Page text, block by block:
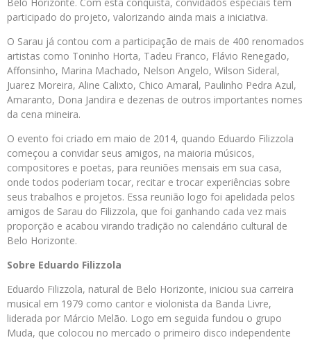
participado do projeto, valorizando ainda mais a iniciativa.
O Sarau já contou com a participação de mais de 400 renomados
artistas como Toninho Horta, Tadeu Franco, Flávio Renegado,
Affonsinho, Marina Machado, Nelson Angelo, Wilson Sideral,
Juarez Moreira, Aline Calixto, Chico Amaral, Paulinho Pedra Azul,
Amaranto, Dona Jandira e dezenas de outros importantes nomes
da cena mineira.
O evento foi criado em maio de 2014, quando Eduardo Filizzola
começou a convidar seus amigos, na maioria músicos,
compositores e poetas, para reuniões mensais em sua casa,
onde todos poderiam tocar, recitar e trocar experiências sobre
seus trabalhos e projetos. Essa reunião logo foi apelidada pelos
amigos de Sarau do Filizzola, que foi ganhando cada vez mais
proporção e acabou virando tradição no calendário cultural de
Belo Horizonte.
Sobre Eduardo Filizzola
Eduardo Filizzola, natural de Belo Horizonte, iniciou sua carreira
musical em 1979 como cantor e violonista da Banda Livre,
liderada por Márcio Melão. Logo em seguida fundou o grupo
Muda, que colocou no mercado o primeiro disco independente